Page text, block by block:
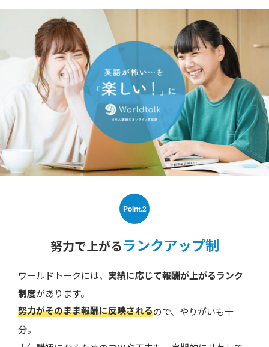
Point.2
努力で上がるランクアップ制
ワールドトークには、 実績に応じて報酬が上がるランク
制度があります。
努力がそのまま報酬に反映されるので、やりがいも十
分。